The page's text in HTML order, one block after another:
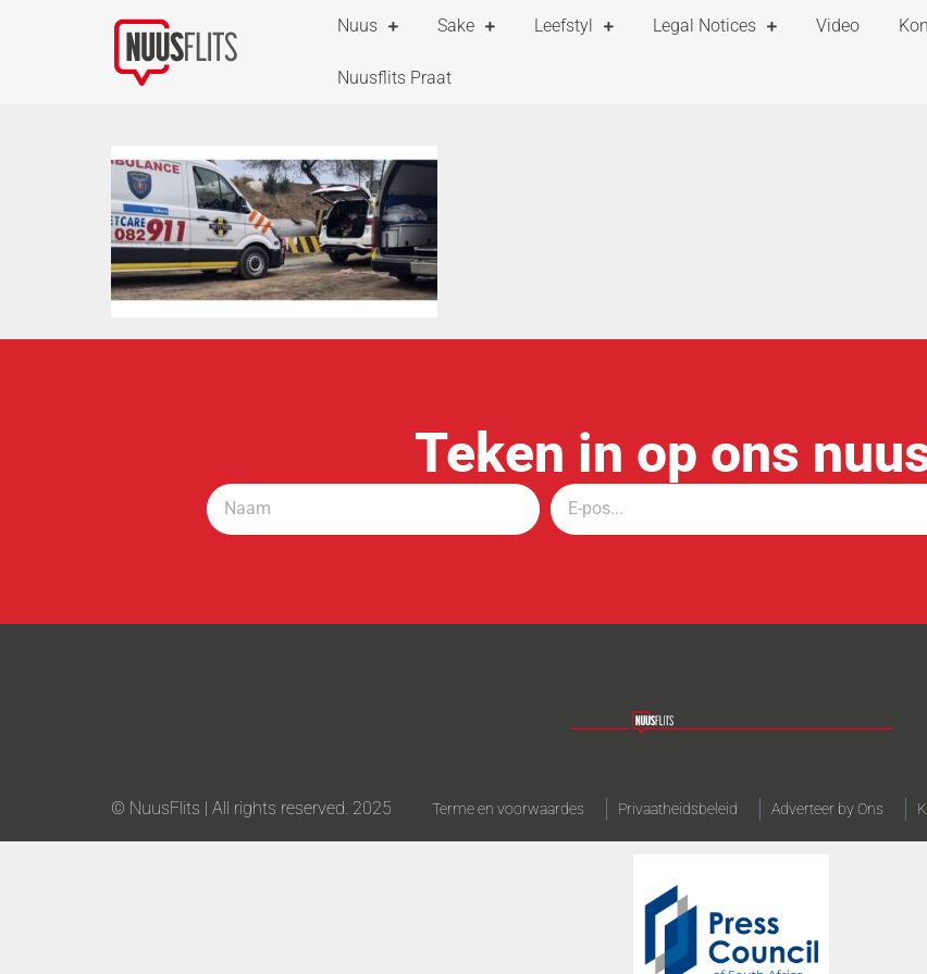
Nuus Sake Leefstyl Legal Notices Video
Nuusflits Praat
Teken in op ons
© NuusFlits | All rights reserved. 2025 Terme en voorwaardes Privaatheidsbeleid Adverteer by Ons